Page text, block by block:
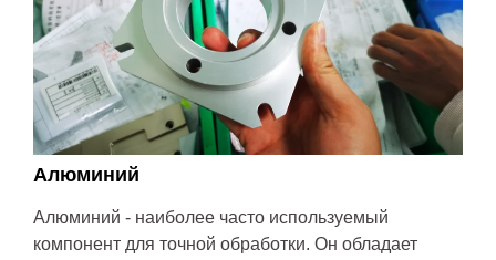
Алюминий
Алюминий - наиболее часто используемый
компонент для точной обработки. Он обладает